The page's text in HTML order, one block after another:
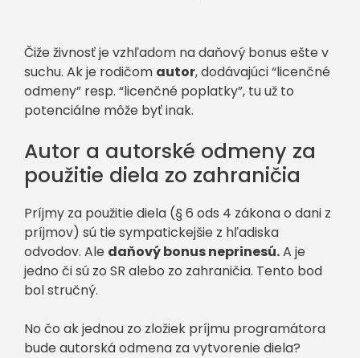
Čiže živnosť je vzhľadom na daňový bonus ešte v
suchu. Ak je rodičom autor, dodávajúci “licenčné
odmeny” resp. “licenčné poplatky”, tu už to
potenciálne môže byť inak.
Autor a autorské odmeny za
použitie diela zo zahraničia
Príjmy za použitie diela (§ 6 ods 4 zákona o dani z
príjmov) sú tie sympatickejšie z hľadiska
odvodov. Ale daňový bonus neprinesú.A je
jedno či sú zo SR alebo zo zahraničia. Tento bod
bol stručný.
No čo ak jednou zo zložiek príjmu programátora
bude autorská odmena za vytvorenie diela?